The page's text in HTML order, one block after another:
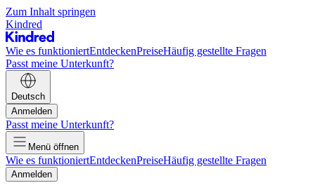
Zum Inhalt springen
Kindred
Wie es funktioniertEntdeckenPreiseHäufig gestellte Fragen
Passt meine Unterkunft?
Deutsch
Anmelden
Passt meine Unterkunft?
Menü öffnen
Wie es funktioniertEntdeckenPreiseHäufig gestellte Fragen
Anmelden